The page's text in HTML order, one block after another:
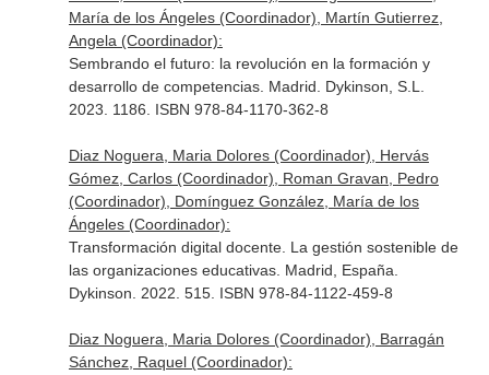
María de los Ángeles (Coordinador), Martín Gutierrez,
Angela (Coordinador):
Sembrando el futuro: la revolución en la formación y
desarrollo de competencias. Madrid. Dykinson, S.L.
2023. 1186. ISBN 978-84-1170-362-8
Diaz Noguera, Maria Dolores (Coordinador), Hervás
Gómez, Carlos (Coordinador), Roman Gravan, Pedro
(Coordinador), Domínguez González, María de los
Ángeles (Coordinador):
Transformación digital docente. La gestión sostenible de
las organizaciones educativas. Madrid, España.
Dykinson. 2022. 515. ISBN 978-84-1122-459-8
Diaz Noguera, Maria Dolores (Coordinador), Barragán
Sánchez, Raquel (Coordinador):